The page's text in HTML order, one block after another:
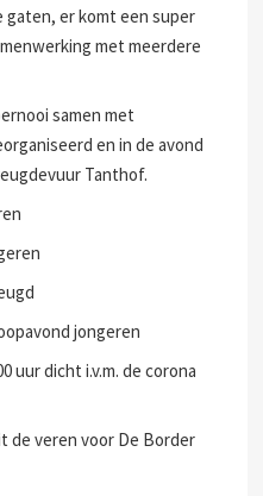
gaten, er komt een super
met meerdere
samen met
en in de avond
Tanthof.
jongeren
uur dicht i.v.m. de corona
de veren voor De Border